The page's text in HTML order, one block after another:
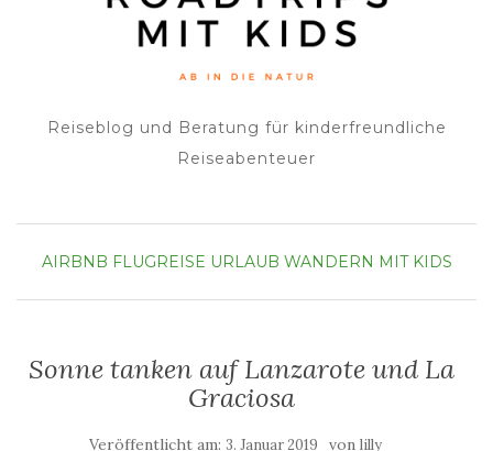
Reiseblog und Beratung für kinderfreundliche
Reiseabenteuer
AIRBNB FLUGREISE URLAUB WANDERN MIT KIDS
Sonne tanken auf Lanzarote und La
Graciosa
Veröffentlicht am: 3. Januar 2019 von lilly